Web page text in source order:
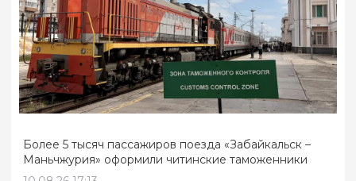
Более 5 тысяч пассажиров поезда «Забайкальск –
Маньчжурия» оформили читинские таможенники